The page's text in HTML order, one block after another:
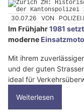
30.07.26 VON
Im Frühjahr1981
moderne
Mit ihrem
und der guten
ideal für
Weiterlesen